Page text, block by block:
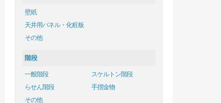
壁紙
天井用パネル・化粧板
その他
階段
一般階段
スケルトン階段
らせん階段
手摺金物
その他